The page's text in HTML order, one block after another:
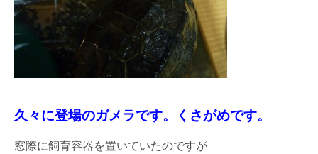
久々に登場のガメラです。くさがめです。
窓際に飼育容器を置いていたのですが